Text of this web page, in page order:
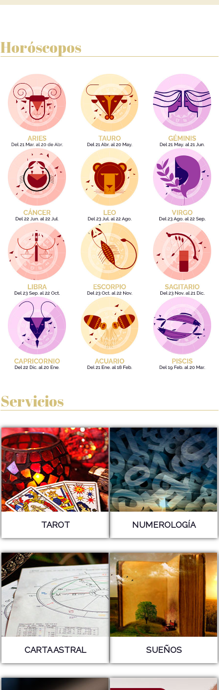
Horóscopos
Servicios
TAROT NUMEROLOGÍA
CARTA ASTRAL SUEÑOS